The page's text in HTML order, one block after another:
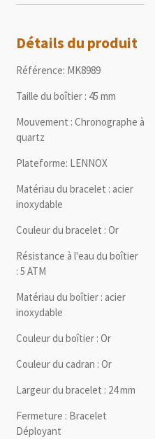
Détails du produit
Référence: MK8989
Taille du boîtier : 45 mm
Mouvement : Chronographe à
quartz
Plateforme: LENNOX
Matériau du bracelet : acier
inoxydable
Couleur du bracelet : Or
Résistance à l'eau du boîtier
: 5 ATM
Matériau du boîtier : acier
inoxydable
Couleur du boîtier : Or
Couleur du cadran : Or
Largeur du bracelet : 24 mm
Fermeture : Bracelet
Déployant